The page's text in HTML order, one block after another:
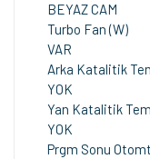
BEYAZ CAM
Turbo Fan (W)
VAR
Arka Katalitik
YOK
Yan Katalitik
YOK
Prgm Sonu